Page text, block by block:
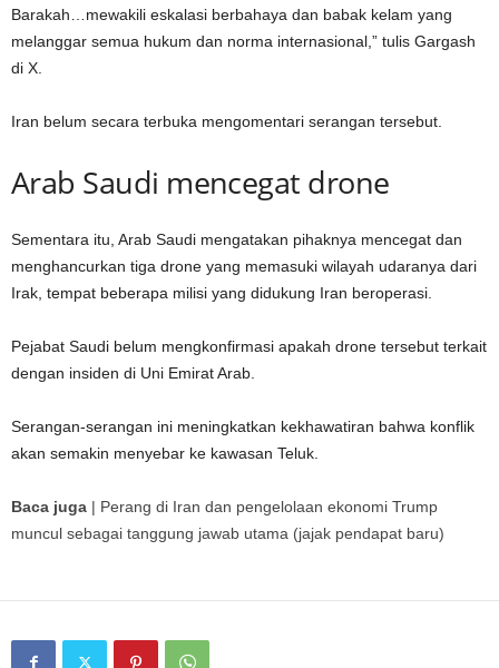
Barakah…mewakili eskalasi berbahaya dan babak kelam yang
melanggar semua hukum dan norma internasional,” tulis Gargash
di X.
Iran belum secara terbuka mengomentari serangan tersebut.
Arab Saudi mencegat drone
Sementara itu, Arab Saudi mengatakan pihaknya mencegat dan
menghancurkan tiga drone yang memasuki wilayah udaranya dari
Irak, tempat beberapa milisi yang didukung Iran beroperasi.
Pejabat Saudi belum mengkonfirmasi apakah drone tersebut terkait
dengan insiden di Uni Emirat Arab.
Serangan-serangan ini meningkatkan kekhawatiran bahwa konflik
akan semakin menyebar ke kawasan Teluk.
Baca juga | Perang di Iran dan pengelolaan ekonomi Trump
muncul sebagai tanggung jawab utama (jajak pendapat baru)